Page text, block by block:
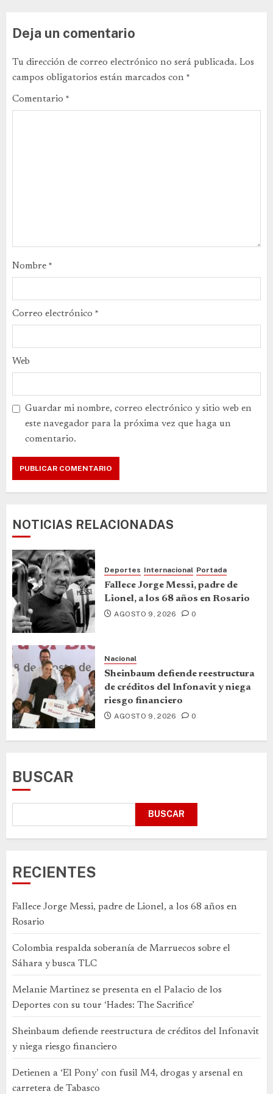
Deja un comentario
Tu dirección de correo electrónico no será publicada. Los
campos obligatorios están marcados con *
Comentario *
Nombre *
Correo electrónico *
Web
Guardar mi nombre, correo electrónico y sitio web en
este navegador para la próxima vez que haga un
comentario.
NOTICIAS RELACIONADAS
Deportes Internacional Portada
Fallece Jorge Messi, padre de
Lionel, a los 68 años en Rosario
AGOSTO 9, 2026 0
Nacional
Sheinbaum defiende reestructura
de créditos del Infonavit y niega
riesgo financiero
AGOSTO 9, 2026 0
BUSCAR
BUSCAR
RECIENTES
Fallece Jorge Messi, padre de Lionel, a los 68 años en
Rosario
Colombia respalda soberanía de Marruecos sobre el
Sáhara y busca TLC
Melanie Martinez se presenta en el Palacio de los
Deportes con su tour ‘Hades: The Sacrifice’
Sheinbaum defiende reestructura de créditos del Infonavit
y niega riesgo financiero
Detienen a ‘El Pony’ con fusil M4, drogas y arsenal en
carretera de Tabasco